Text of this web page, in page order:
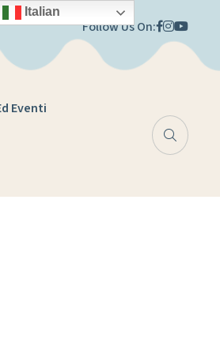
Follow Us On:
Eventi
Italian